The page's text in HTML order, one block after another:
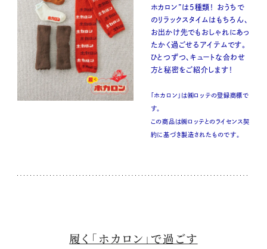
ホカロン”は5種類！ おうちで
のリラックスタイムはもちろん、
お出かけ先でもおしゃれにあっ
たかく過ごせるアイテムです。
ひとつずつ、キュートな合わせ
方と秘密をご紹介します！
「ホカロン」は㈱ロッテの登録商標で
す。
この商品は㈱ロッテとのライセンス契
約に基づき製造されたものです。
履く「ホカロン」で過ごす